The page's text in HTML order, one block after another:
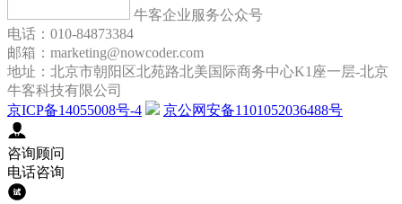
牛客企业服务公众号
电话：010-84873384
邮箱：marketing@nowcoder.com
地址：北京市朝阳区北苑路北美国际商务中心K1座一层-北京
牛客科技有限公司
京ICP备14055008号-4
京公网安备1101052036488号
咨询顾问
电话咨询